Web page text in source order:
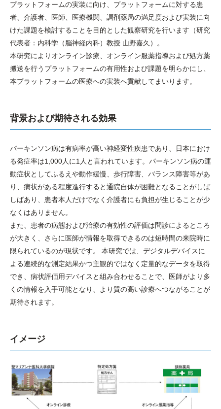
プラットフォームの実装に向け、プラットフォームに対する患
者、介護者、医師、医療機関、調剤薬局の満足度および実装に向
けた課題を検討することを目的とした観察研究を行います（研究
代表者：内科学（脳神経内科）教授 山野嘉久）。
本研究によりオンライン診療、オンライン服薬指導および処方薬
搬送を行うプラットフォームの有用性および課題を明らかにし、
本プラットフォームの医療への実装へ貢献してまいります。
背景および期待される効果
パーキンソン病は有病率が高い神経変性疾患であり、日本におけ
る発症率は1,000人に1人と言われています。パーキンソン病の運
動症状としてふるえや動作緩慢、歩行障害、バランス障害等があ
り、病状がある程度進行すると通院自体が困難となることがしば
しばあり、患者本人だけでなく介護者にも負担が生じることが少
なくはありません。
また、患者の病態および治療の有効性の評価は問診によるところ
が大きく、さらに医師が情報を取得できるのは短時間の来院時に
限られているのが現状です。 本研究では、デジタルデバイスに
よる連続的な測定結果かつ主観的ではなく定量的なデータを取得
でき、病状評価用デバイスと組み合わせることで、医師がより多
くの情報を入手可能となり、より質の高い診療へつながることが
期待されます。
イメージ